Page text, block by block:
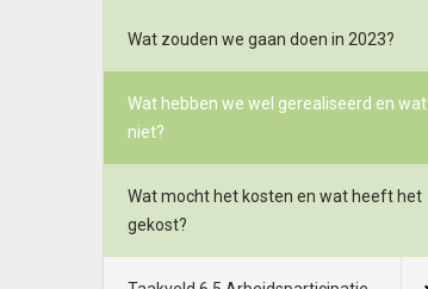
Wat zouden we gaan doen in 2023?
Wat hebben we wel gerealiseerd en wat
niet?
Wat mocht het kosten en wat heeft het
gekost?